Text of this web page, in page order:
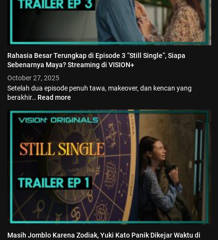
Rahasia Besar Terungkap di Episode 3 “Still Single”, Siapa
Sebenarnya Maya? Streaming di VISION+
October 27, 2025
Setelah dua episode penuh tawa, makeover, dan kencan yang
berakhir… Read more
Masih Jomblo Karena Zodiak, Yuki Kato Panik Dikejar Waktu di